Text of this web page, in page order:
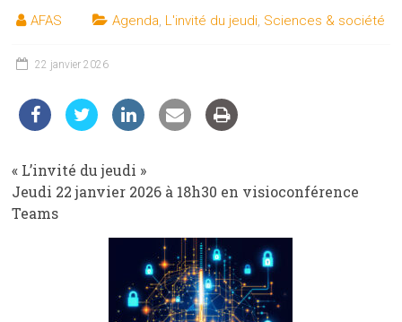
techniques
auprès
public
AFAS Agenda, L'invité du jeudi, Sciences & société
22 janvier 2026
« L’invité du jeudi »
Jeudi 22 janvier 2026 à 18h30 en visioconférence
Teams